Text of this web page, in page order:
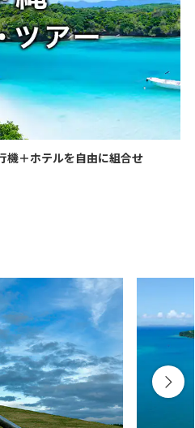
機＋ホテルを自由に組合せ